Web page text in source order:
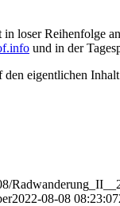
loser Reihenfolge
und in der
den eigentlichen
2022-08-08 08:23:07